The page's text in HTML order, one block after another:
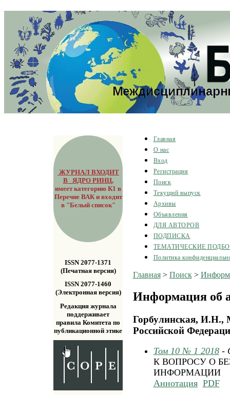
ЖУРНАЛ ВХОДИТ
В ЯДРО РИНЦ,
имеет категорию К1 в
Перечне ВАК и входит
в "Белый список"
ISSN 2077-1371
(Печатная версия)
ISSN 2077-1460
(Электронная версия)
Редакция журнала
поддерживает
правила Комитета по
публикационной этике
Главная
О нас
Вход
Регистрация
Поиск
Текущий выпуск
Архивы
Объявления
ДЛЯ АВТОРОВ
ПОДПИСКА
ТЕМАТИЧЕСКИЕ
Политика
Главная> Поиск>
Информация об
Горбулинская, И.Н.,
Российской
Том 10 № 1 2018-
К ВОПРОСУ О
ИНФОРМАЦИИ
Аннотация PDF